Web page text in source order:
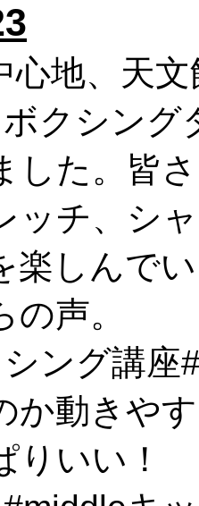
心地、天
クシング
した。皆
ッチ、シ
楽しんで
声。
ング講座
か動きや
りいい！